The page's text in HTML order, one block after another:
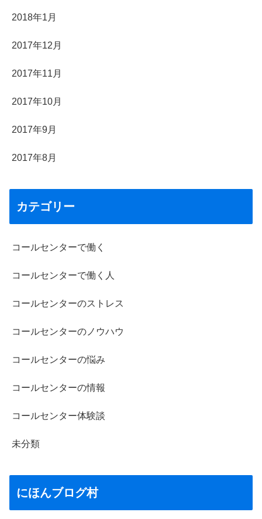
2018年1月
2017年12月
2017年11月
2017年10月
2017年9月
2017年8月
カテゴリー
コールセンターで働く
コールセンターで働く人
コールセンターのストレス
コールセンターのノウハウ
コールセンターの悩み
コールセンターの情報
コールセンター体験談
未分類
にほんブログ村